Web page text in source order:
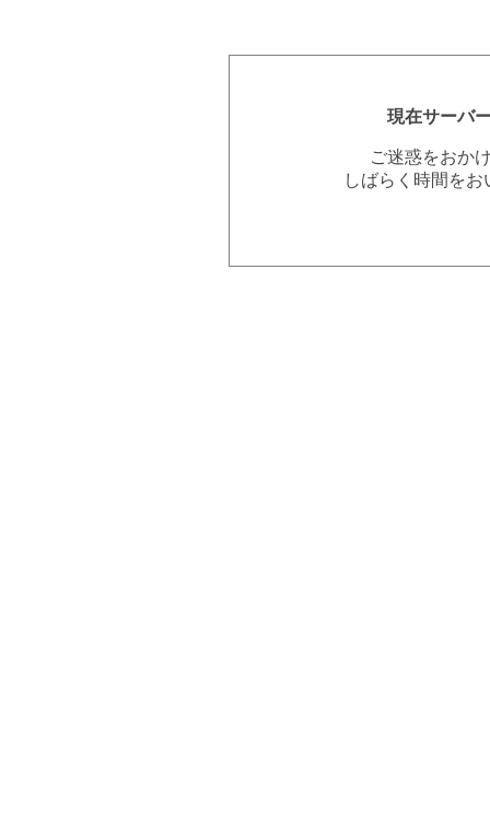
現在サーバ
ご迷惑をおか
しばらく時間を